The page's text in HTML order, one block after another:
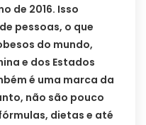
de 2016. Isso
pessoas, o que
do mundo,
e dos Estados
é uma marca da
não são pouco
dietas e até